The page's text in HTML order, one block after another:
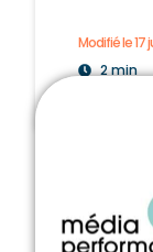
Modifié le 17
2 min